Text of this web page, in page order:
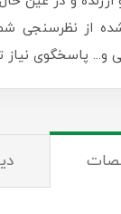
از نظرسنجی
و... پاسخگوی